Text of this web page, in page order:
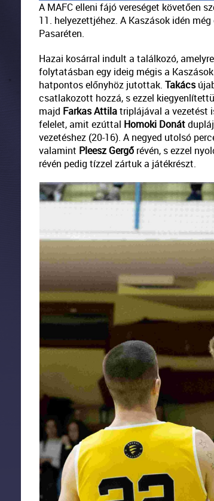
A MAFC elleni fájó vereséget követően
11. helyezettjéhez. A Kaszások idén
Pasaréten.
Hazai kosárral indult a találkozó,
folytatásban egy ideig mégis a
hatpontos előnyhöz jutottak. Takács
csatlakozott hozzá, s ezzel
majd Farkas Attilatriplájával a vezetést
felelet, amit ezúttal Homoki Donát
vezetéshez (20-16). A negyed utolsó
valamint Pleesz Gergőrévén, s ezzel
révén pedig tízzel zártuk a játékrészt.